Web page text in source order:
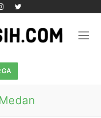
Medan